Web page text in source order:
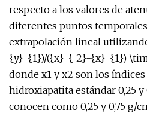
respecto a los valores de
diferentes puntos
extrapolación lineal
{y}_{1})/({x}_{ 2}-{x}_{1})
donde x1 y x2 son los
hidroxiapatita estándar 0,25 y
conocen como 0,25 y 0,75 g/